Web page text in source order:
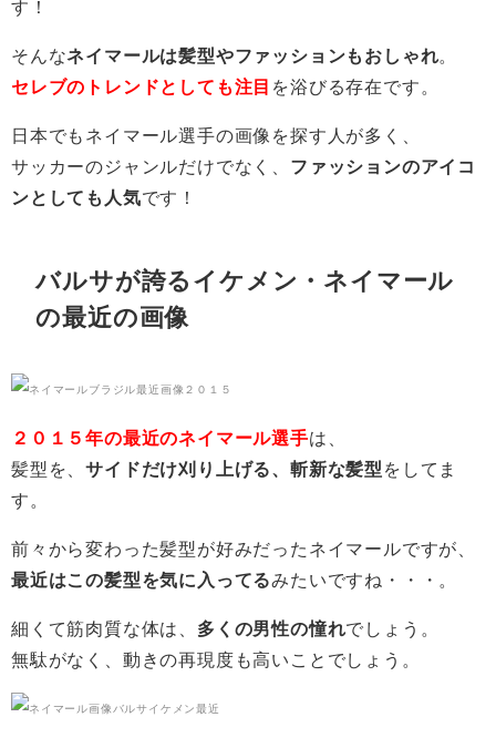
す！
そんなネイマールは髪型やファッションもおしゃれ
セレブのトレンドとしても注目 を浴びる存在です。
日本でもネイマール選手の画像を探す人が多く、
サッカーのジャンルだけでなく、 ファッションのアイコ
ンとしても人気です！
バルサが誇るイケメン・ネイマール
の最近の画像
２０１５年の最近のネイマール選手は、
髪型を、サイドだけ刈り上げる、斬新な髪型 をしてま
す。
前々から変わった髪型が好みだったネイマールですが、
最近はこの髪型を気に入ってるみたいですね・・・。
細くて筋肉質な体は、 多くの男性の憧れでしょう。
無駄がなく、動きの再現度も高いことでしょう。